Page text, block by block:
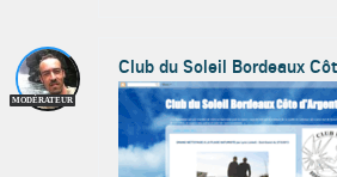
MODÉRATEUR
Club du Soleil Bordeaux